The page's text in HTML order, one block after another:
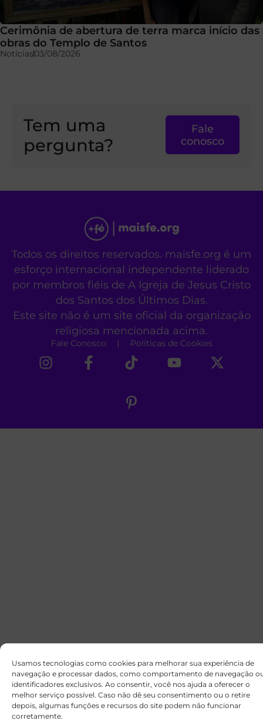
Usamos tecnologias como cookies para melhorar sua experiência de
navegação e processar dados, como comportamento de navegação
identificadores exclusivos. Ao consentir, você nos ajuda a oferecer o
melhor serviço possível. Caso não dê seu consentimento ou o retire
depois, algumas funções e recursos do site podem não funcionar
corretamente.
Cerimônia de abertura de terra marca início das
obras do Templo de Santos
Notícias03/08/2026
Tem uma
pergunta?
Fale
conosco
Todos os direitos reservados. maisfe.org é um
esforço internacional independente liderado
por membros fiéis de A Igreja de Jesus Cristo
dos Santos dos Últimos Dias.
Este site não é um site oficial da organização
religiosa mencionada acima.
Fale Conosco Políticas de Cookies